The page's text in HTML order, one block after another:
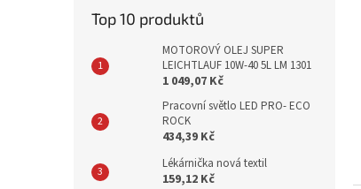
Top 10 produktů
MOTOROVÝ OLEJ SUPER
LEICHTLAUF 10W-40 5L LM 1301
1 049,07 Kč
Pracovní světlo LED PRO- ECO
ROCK
434,39 Kč
Lékárnička nová textil
159,12 Kč